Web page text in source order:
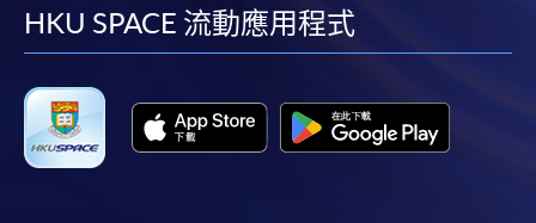
facebook
youtube
linkedin
HKU SPACE 流動應用程式